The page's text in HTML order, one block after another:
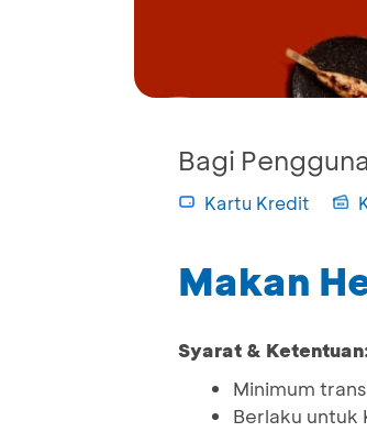
Bagi Pengguna
Kartu Kredit
Makan
Syarat &
Minimum
Berlaku untuk